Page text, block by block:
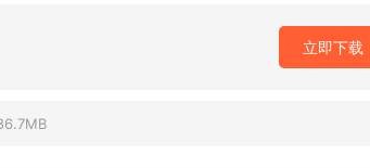
立即下载